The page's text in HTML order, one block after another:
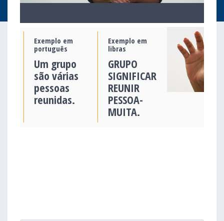
Exemplo em
português
Um grupo
são várias
pessoas
reunidas.
Exemplo em
libras
GRUPO
SIGNIFICAR
REUNIR
PESSOA-
MUITA.